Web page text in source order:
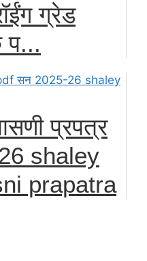
ग्रेड
प...
प्रपत्र
shaley
prapatra